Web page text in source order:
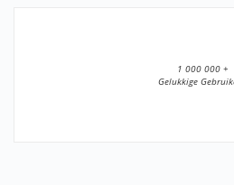
1 000 000 +
Gelukkige